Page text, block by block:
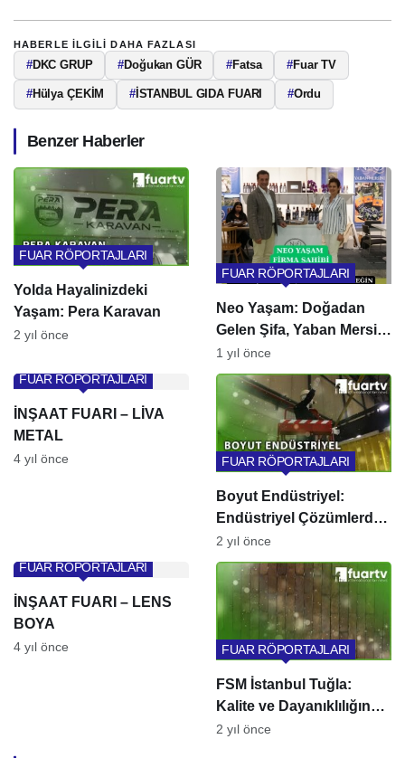
HABERLE ILGILI DAHA FAZLASI
#DKC GRUP #Doğukan GÜR #Fatsa #Fuar TV
#Hülya ÇEKİM #İSTANBUL GIDA FUARI #Ordu
Benzer Haberler
Yolda Hayalinizdeki
Yaşam: Pera Karavan
FUAR RÖPORTAJLARI
2 yıl önce
Neo Yaşam: Doğadan
Gelen Şifa, Yaban Mersini
ile Hayat Buluyor
FUAR RÖPORTAJLARI
1 yıl önce
İNŞAAT FUARI – LİVA
METAL
FUAR RÖPORTAJLARI
4 yıl önce
Boyut Endüstriyel:
Endüstriyel Çözümlerde
Güvenilir Partneriniz
FUAR RÖPORTAJLARI
2 yıl önce
İNŞAAT FUARI – LENS
BOYA
FUAR RÖPORTAJLARI
4 yıl önce
FSM İstanbul Tuğla:
Kalite ve Dayanıklılığın
Adı
FUAR RÖPORTAJLARI
2 yıl önce